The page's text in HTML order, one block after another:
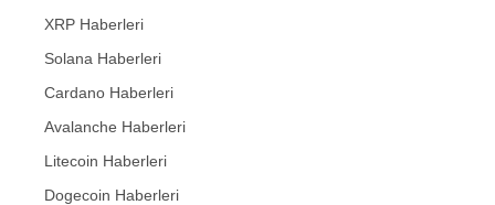
XRP Haberleri
Solana Haberleri
Cardano Haberleri
Avalanche Haberleri
Litecoin Haberleri
Dogecoin Haberleri